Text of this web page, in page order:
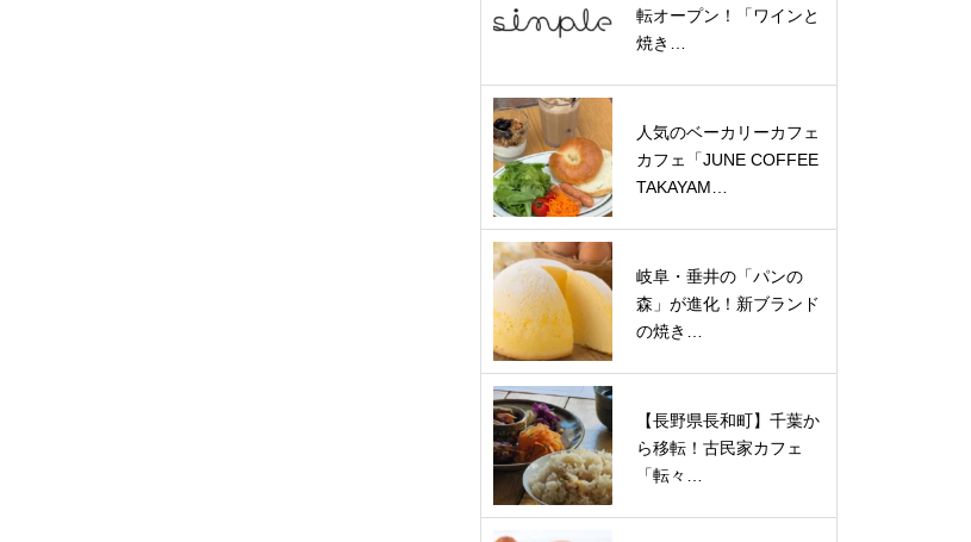
転オープン！「ワインと
焼き…
人気のベーカリーカフェ
カフェ「JUNE COFFEE
TAKAYAM…
岐阜・垂井の「パンの
森」が進化！新ブランド
の焼き…
【長野県長和町】千葉か
ら移転！古民家カフェ
「転々…